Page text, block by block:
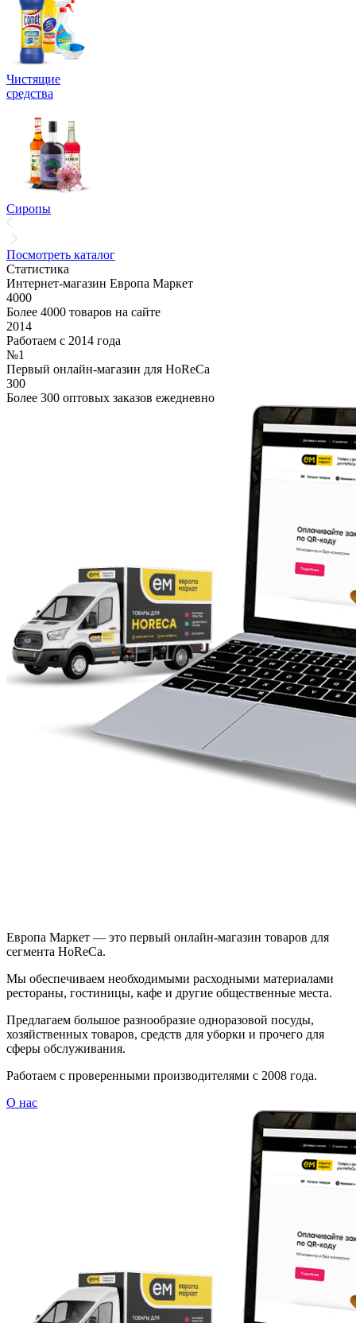
Чистящие
средства
Сиропы
Посмотреть каталог
Статистика
Интернет-магазин Европа Маркет
4000
Более 4000 товаров на сайте
2014
Работаем с 2014 года
№1
Первый онлайн-магазин для HoReCa
300
Более 300 оптовых заказов ежедневно
Европа Маркет — это первый онлайн-магазин товаров для
сегмента HoReCa.
Мы обеспечиваем необходимыми расходными материалами
рестораны, гостиницы, кафе и другие общественные места.
Предлагаем большое разнообразие одноразовой посуды,
хозяйственных товаров, средств для уборки и прочего для
сферы обслуживания.
Работаем с проверенными производителями с 2008 года.
О нас